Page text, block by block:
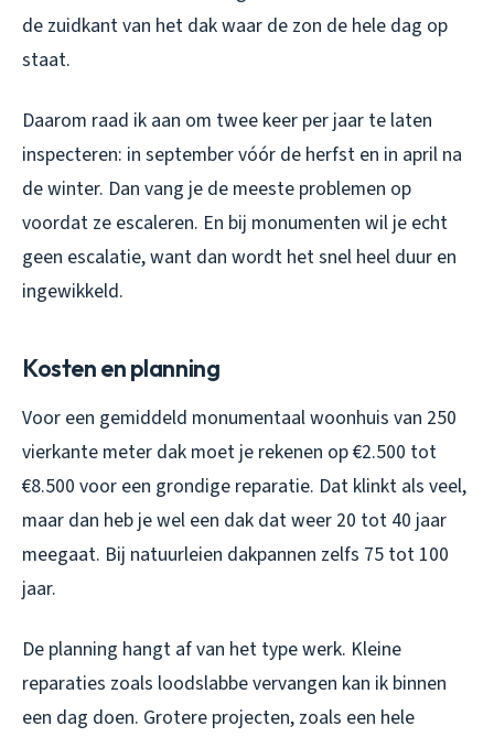
de zuidkant van het dak waar de zon de hele dag op
staat.
Daarom raad ik aan om twee keer per jaar te laten
inspecteren: in september vóór de herfst en in april na
de winter. Dan vang je de meeste problemen op
voordat ze escaleren. En bij monumenten wil je echt
geen escalatie, want dan wordt het snel heel duur en
ingewikkeld.
Kosten en planning
Voor een gemiddeld monumentaal woonhuis van 250
vierkante meter dak moet je rekenen op €2.500 tot
€8.500 voor een grondige reparatie. Dat klinkt als veel,
maar dan heb je wel een dak dat weer 20 tot 40 jaar
meegaat. Bij natuurleien dakpannen zelfs 75 tot 100
jaar.
De planning hangt af van het type werk. Kleine
reparaties zoals loodslabbe vervangen kan ik binnen
een dag doen. Grotere projecten, zoals een hele